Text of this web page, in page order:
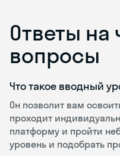
Ответы на
вопросы
Что такое вводный
Он позволит вам
проходит
платформу и пройти
уровень и подобрать